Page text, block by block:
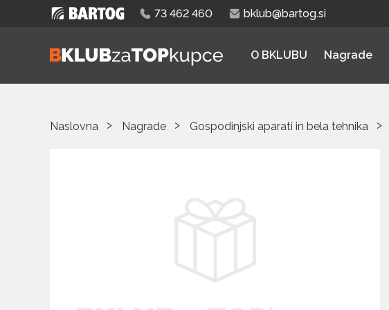
73 462 460 bklub@bartog.si
O BKLUBU Nagrade
Naslovna Nagrade Gospodinjski aparati in bela tehnika